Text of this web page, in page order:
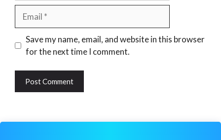
Email
Website
Save my name, email, and website in this browser
for the next time I comment.